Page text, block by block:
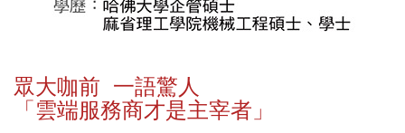
眾大咖前 一語驚人
「雲端服務商才是主宰者」